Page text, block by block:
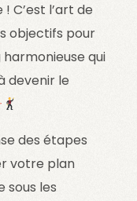
C’est l’art de
objectifs pour
qui
devenir le
des étapes
votre plan
sous les